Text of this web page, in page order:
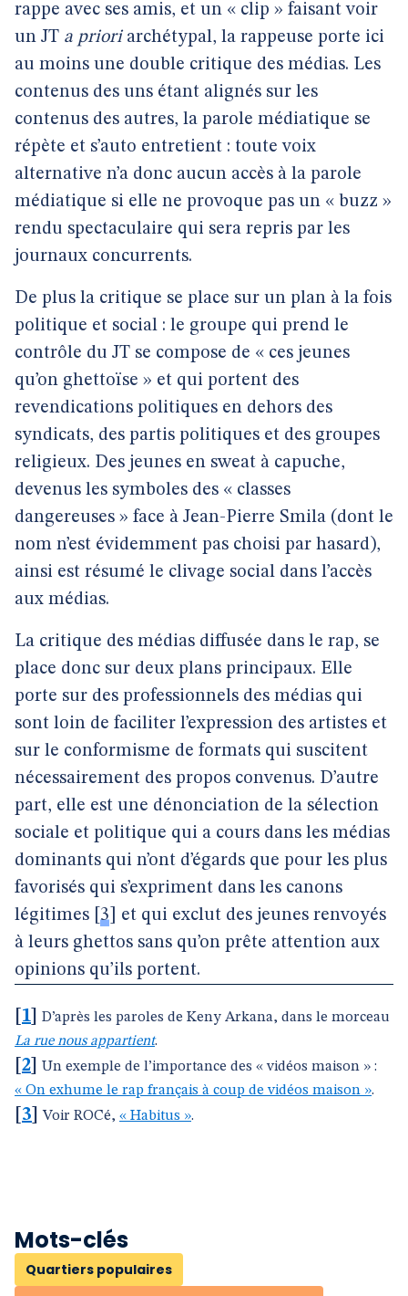
rappe avec ses amis, et un « clip » faisant voir
un JT a priori archétypal, la rappeuse porte ici
au moins une double critique des médias. Les
contenus des uns étant alignés sur les
contenus des autres, la parole médiatique se
répète et s’auto entretient : toute voix
alternative n’a donc aucun accès à la parole
médiatique si elle ne provoque pas un « buzz »
rendu spectaculaire qui sera repris par les
journaux concurrents.
De plus la critique se place sur un plan à la fois
politique et social : le groupe qui prend le
contrôle du JT se compose de « ces jeunes
qu’on ghettoïse » et qui portent des
revendications politiques en dehors des
syndicats, des partis politiques et des groupes
religieux. Des jeunes en sweat à capuche,
devenus les symboles des « classes
dangereuses » face à Jean-Pierre Smila (dont le
nom n’est évidemment pas choisi par hasard),
ainsi est résumé le clivage social dans l’accès
aux médias.
La critique des médias diffusée dans le rap, se
place donc sur deux plans principaux. Elle
porte sur des professionnels des médias qui
sont loin de faciliter l’expression des artistes et
sur le conformisme de formats qui suscitent
nécessairement des propos convenus. D’autre
part, elle est une dénonciation de la sélection
sociale et politique qui a cours dans les médias
dominants qui n’ont d’égards que pour les plus
favorisés qui s’expriment dans les canons
légitimes 3
et qui exclut des jeunes renvoyés
à leurs ghettos sans qu’on prête attention aux
opinions qu’ils portent.
1
D’après les paroles de Keny Arkana, dans le morceau
La rue nous appartient.
2
Un exemple de l’importance des « vidéos maison » :
« On exhume le rap français à coup de vidéos maison ».
3 ]Voir ROCé, « Habitus ».
Mots-clés
Quartiers populaires